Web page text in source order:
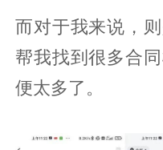
而对于我来说，
帮我找到很多合
便太多了。